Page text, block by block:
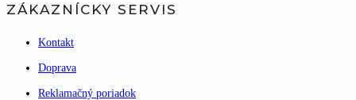
ZÁKAZNÍCKY SERVIS
Kontakt
Doprava
Reklamačný poriadok